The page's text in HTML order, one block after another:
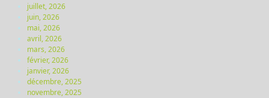
juillet, 2026
juin, 2026
mai, 2026
avril, 2026
mars, 2026
février, 2026
janvier, 2026
décembre, 2025
novembre, 2025